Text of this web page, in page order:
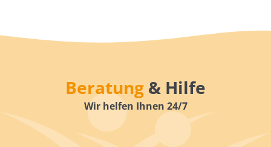
Beratung & Hilfe
Wir helfen Ihnen 24/7